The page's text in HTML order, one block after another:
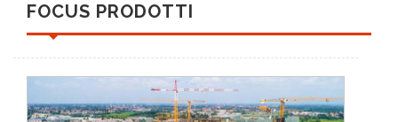
FOCUS PRODOTTI